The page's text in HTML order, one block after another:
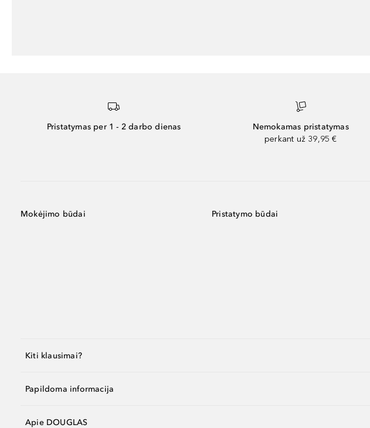
Pristatymas per 1 - 2 darbo dienas
Nemokamas pristatymas
perkant už 39,95 €
Mokėjimo būdai Pristatymo būdai
Kiti klausimai?
Papildoma informacija
Apie DOUGLAS